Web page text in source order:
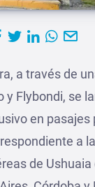
a través de
y Flybondi, se
en pasajes
a
de Ushuaia